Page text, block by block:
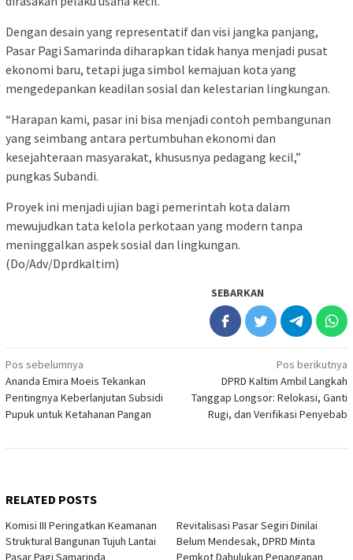
Dengan desain yang representatif dan visi jangka panjang,
Pasar Pagi Samarinda diharapkan tidak hanya menjadi pusat
ekonomi baru, tetapi juga simbol kemajuan kota yang
mengedepankan keadilan sosial dan kelestarian lingkungan.
“Harapan kami, pasar ini bisa menjadi contoh pembangunan
yang seimbang antara pertumbuhan ekonomi dan
kesejahteraan masyarakat, khususnya pedagang kecil,”
pungkas Subandi.
Proyek ini menjadi ujian bagi pemerintah kota dalam
mewujudkan tata kelola perkotaan yang modern tanpa
meninggalkan aspek sosial dan lingkungan.
(Do/Adv/Dprdkaltim)
SEBARKAN
Navigasi
pos
Pos sebelumnya
Ananda Emira Moeis Tekankan
Pentingnya Keberlanjutan Subsidi
Pupuk untuk Ketahanan Pangan
Pos berikutnya
DPRD Kaltim Ambil Langkah
Tanggap Longsor: Relokasi, Ganti
Rugi, dan Verifikasi Penyebab
RELATED POSTS
Komisi III Peringatkan Keamanan
Struktural Bangunan Tujuh Lantai
Pasar Pagi Samarinda
Revitalisasi Pasar Segiri Dinilai
Belum Mendesak, DPRD Minta
Pemkot Dahulukan Penanganan